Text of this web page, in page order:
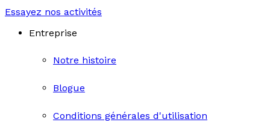
Essayez nos activités
Entreprise
Notre histoire
Blogue
Conditions générales d'utilisation